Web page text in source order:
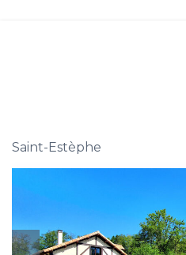
Saint-Estèphe